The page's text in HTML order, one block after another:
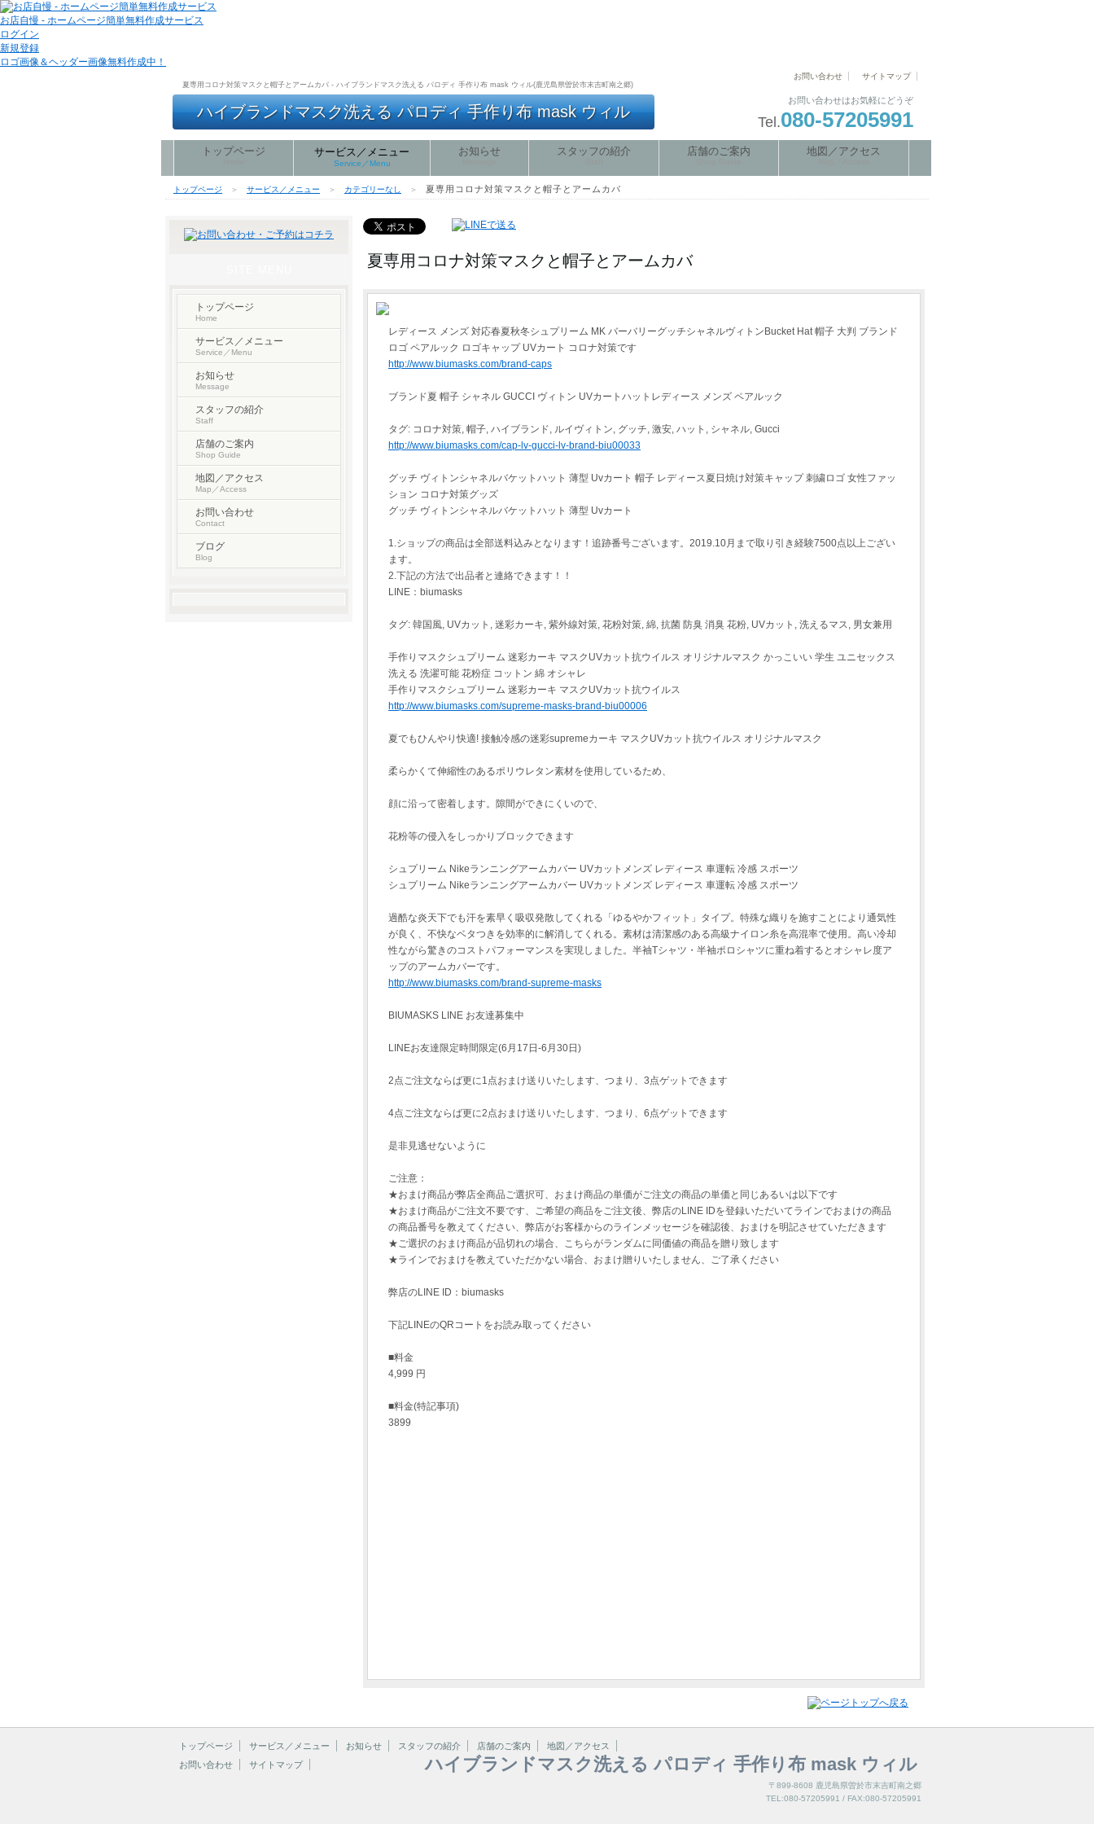
お店自慢 - ホームページ簡単無料作成サービス
ログイン
新規登録
ロゴ画像＆ヘッダー画像無料作成中！
夏専用コロナ対策マスクと帽子とアームカバ - ハイブランドマスク洗える パロディ 手作り布 mask ウィル(鹿児島県曽於市末吉町南之郷)
ハイブランドマスク洗える パロディ 手作り布 mask ウィル
お問い合わせはお気軽にどうぞ
Tel.080-57205991
お問い合わせ サイトマップ
トップページ サービス／メニュー
Service／Menu
お知らせ スタッフの紹介 店舗のご案内 地図／アクセス
トップページ ＞ サービス／メニュー ＞ カテゴリーなし ＞ 夏専用コロナ対策マスクと帽子とアームカバ
夏専用コロナ対策マスクと帽子とアームカバ
レディース メンズ 対応春夏秋冬シュプリーム MK バーバリーグッチシャネルヴィトンBucket Hat 帽子 大判 ブランド
ロゴ ペアルック ロゴキャップ UVカート コロナ対策です
http://www.biumasks.com/brand-caps
ブランド夏 帽子 シャネル GUCCI ヴィトン UVカートハットレディース メンズ ペアルック
タグ: コロナ対策, 帽子, ハイブランド, ルイヴィトン, グッチ, 激安, ハット, シャネル, Gucci
http://www.biumasks.com/cap-lv-gucci-lv-brand-biu00033
グッチ ヴィトンシャネルバケットハット 薄型 Uvカート 帽子 レディース夏日焼け対策キャップ 刺繍ロゴ 女性ファッ
ション コロナ対策グッズ
グッチ ヴィトンシャネルバケットハット 薄型 Uvカート
1.ショップの商品は全部送料込みとなります！追跡番号ございます。2019.10月まで取り引き経験7500点以上ござい
ます。
2.下記の方法で出品者と連絡できます！！
LINE：biumasks
タグ: 韓国風, UVカット, 迷彩カーキ, 紫外線対策, 花粉対策, 綿, 抗菌 防臭 消臭 花粉, UVカット, 洗えるマス, 男女兼用
手作りマスクシュプリーム 迷彩カーキ マスクUVカット抗ウイルス オリジナルマスク かっこいい 学生 ユニセックス
洗える 洗濯可能 花粉症 コットン 綿 オシャレ
手作りマスクシュプリーム 迷彩カーキ マスクUVカット抗ウイルス
http://www.biumasks.com/supreme-masks-brand-biu00006
夏でもひんやり快適! 接触冷感の迷彩supremeカーキ マスクUVカット抗ウイルス オリジナルマスク
柔らかくて伸縮性のあるポリウレタン素材を使用しているため、
顔に沿って密着します。隙間ができにくいので、
花粉等の侵入をしっかりブロックできます
シュプリーム Nikeランニングアームカバー UVカットメンズ レディース 車運転 冷感 スポーツ
シュプリーム Nikeランニングアームカバー UVカットメンズ レディース 車運転 冷感 スポーツ
過酷な炎天下でも汗を素早く吸収発散してくれる「ゆるやかフィット」タイプ。特殊な織りを施すことにより通気性
が良く、不快なベタつきを効率的に解消してくれる。素材は清潔感のある高級ナイロン糸を高混率で使用。高い冷却
性ながら驚きのコストパフォーマンスを実現しました。半袖Tシャツ・半袖ポロシャツに重ね着するとオシャレ度ア
ップのアームカバーです。
http://www.biumasks.com/brand-supreme-masks
BIUMASKS LINE お友達募集中
LINEお友達限定時間限定(6月17日-6月30日)
2点ご注文ならば更に1点おまけ送りいたします、つまり、3点ゲットできます
4点ご注文ならば更に2点おまけ送りいたします、つまり、6点ゲットできます
是非見逃せないように
ご注意：
★おまけ商品が弊店全商品ご選択可、おまけ商品の単価がご注文の商品の単価と同じあるいは以下です
★おまけ商品がご注文不要です、ご希望の商品をご注文後、弊店のLINE IDを登録いただいてラインでおまけの商品
の商品番号を教えてください、弊店がお客様からのラインメッセージを確認後、おまけを明記させていただきます
★ご選択のおまけ商品が品切れの場合、こちらがランダムに同価値の商品を贈り致します
★ラインでおまけを教えていただかない場合、おまけ贈りいたしません、ご了承ください
弊店のLINE ID：biumasks
下記LINEのQRコートをお読み取ってください
■料金
4,999 円
■料金(特記事項)
3899
トップページ
Home
サービス／メニュー
Service／Menu
お知らせ
Message
スタッフの紹介
Staff
店舗のご案内
Shop Guide
地図／アクセス
Map／Access
お問い合わせ
Contact
ブログ
Blog
トップページ サービス／メニュー お知らせ スタッフの紹介 店舗のご案内
地図／アクセス
お問い合わせ
サイトマップ ハイブランドマスク洗える パロディ 手作り布 mask ウィル
〒899-8608 鹿児島県曽於市末吉町南之郷
TEL:080-57205991 / FAX:080-57205991